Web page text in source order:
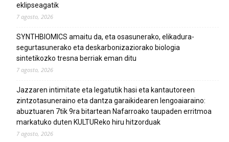
eklipseagatik
7 agosto, 2026
SYNTHBIOMICS amaitu da, eta osasunerako, elikadura-
segurtasunerako eta deskarbonizaziorako biologia
sintetikozko tresna berriak eman ditu
7 agosto, 2026
Jazzaren intimitate eta legatutik hasi eta kantautoreen
zintzotasuneraino eta dantza garaikidearen lengoaiaraino:
abuztuaren 7tik 9ra bitartean Nafarroako taupaden erritmoa
markatuko duten KULTUReko hiru hitzorduak
7 agosto, 2026